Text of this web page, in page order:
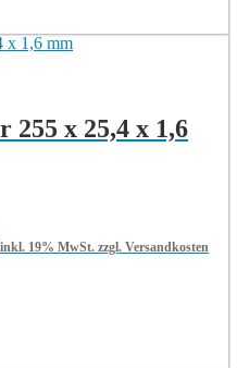
255 x 25,4 x 1,6
inkl. 19% MwSt. zzgl. Versandkosten